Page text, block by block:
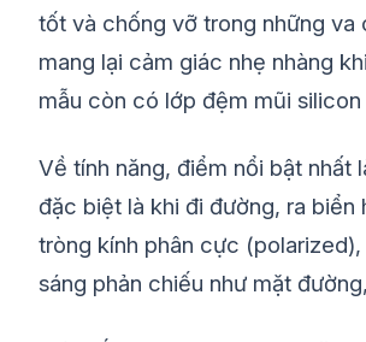
tốt và chống vỡ trong những va
mang lại cảm giác nhẹ nhàng
mẫu còn có lớp đệm mũi
Về tính năng, điểm nổi bật nhất
đặc biệt là khi đi đường, ra biển
tròng kính phân cực
sáng phản chiếu như mặt